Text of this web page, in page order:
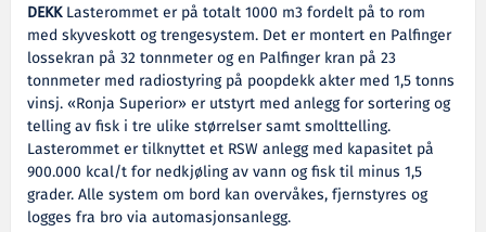
DEKKLasterommet er på totalt 1000 m3 fordelt på to rom
med skyveskott og trengesystem. Det er montert en Palfinger
lossekran på 32 tonnmeter og en Palfinger kran på 23
tonnmeter med radiostyring på poopdekk akter med 1,5 tonns
vinsj. «Ronja Superior» er utstyrt med anlegg for sortering og
telling av fisk i tre ulike størrelser samt smolttelling.
Lasterommet er tilknyttet et RSW anlegg med kapasitet på
900.000 kcal/t for nedkjøling av vann og fisk til minus 1,5
grader. Alle system om bord kan overvåkes, fjernstyres og
logges fra bro via automasjonsanlegg.